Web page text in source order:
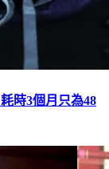
時3個月只為48